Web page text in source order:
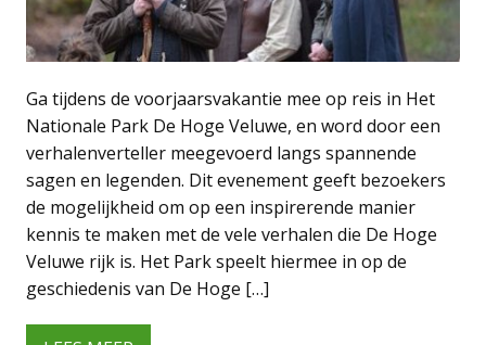
Ga tijdens de voorjaarsvakantie mee op reis in Het
Nationale Park De Hoge Veluwe, en word door een
verhalenverteller meegevoerd langs spannende
sagen en legenden. Dit evenement geeft bezoekers
de mogelijkheid om op een inspirerende manier
kennis te maken met de vele verhalen die De Hoge
Veluwe rijk is. Het Park speelt hiermee in op de
geschiedenis van De Hoge […]